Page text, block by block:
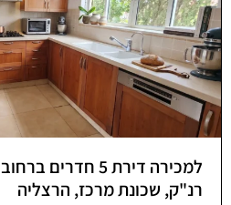
למכירה דירת 5 חדרים ברחוב
רנ"ק, שכונת מרכז, הרצליה